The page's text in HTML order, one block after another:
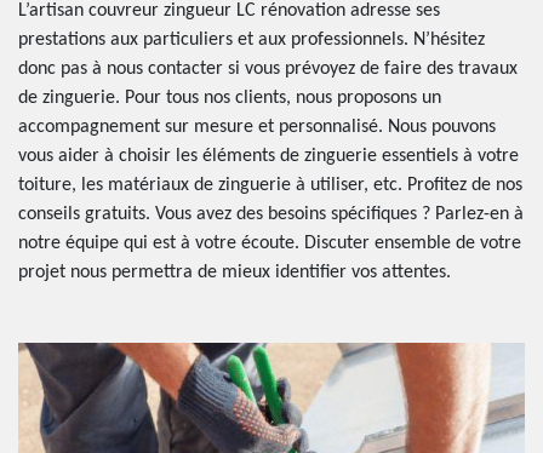
L’artisan couvreur zingueur LC rénovation adresse ses
prestations aux particuliers et aux professionnels. N’hésitez
donc pas à nous contacter si vous prévoyez de faire des travaux
de zinguerie. Pour tous nos clients, nous proposons un
accompagnement sur mesure et personnalisé. Nous pouvons
vous aider à choisir les éléments de zinguerie essentiels à votre
toiture, les matériaux de zinguerie à utiliser, etc. Profitez de nos
conseils gratuits. Vous avez des besoins spécifiques ? Parlez-en à
notre équipe qui est à votre écoute. Discuter ensemble de votre
projet nous permettra de mieux identifier vos attentes.